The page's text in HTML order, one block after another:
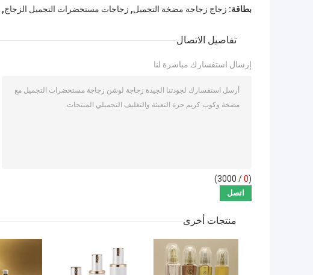
بطاقة: زجاج زجاجة مضخة التجميل, زجاجات مستحضرات التجميل الزجاج,
تفاصيل الاتصال
إرسال استفسارك مباشرة لنا
(
0
/ 3000)
منتجات أخرى